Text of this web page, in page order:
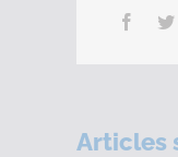
Articles